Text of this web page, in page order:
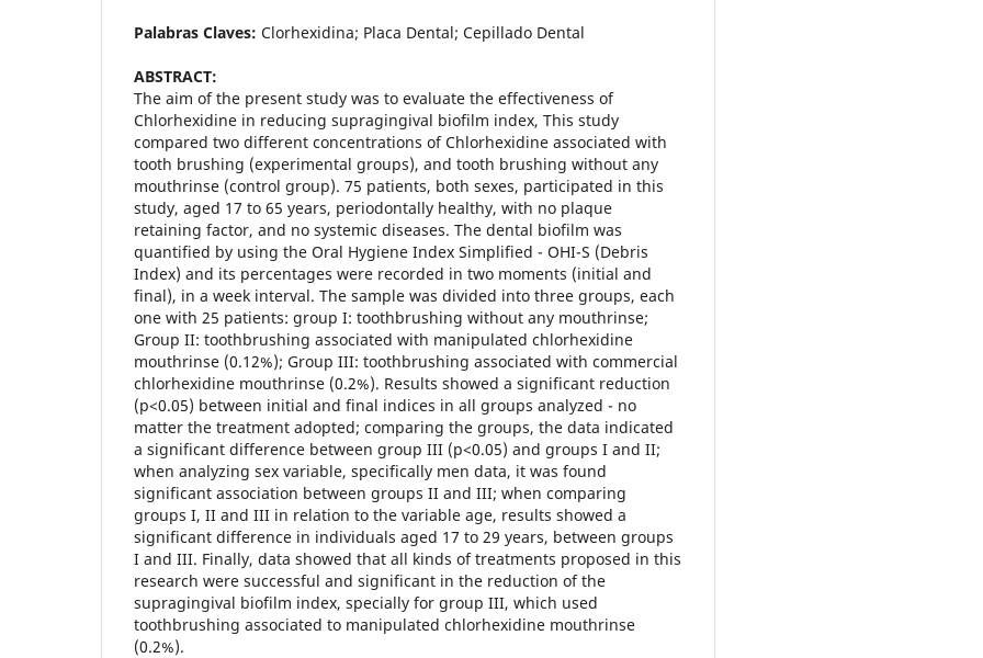
Palabras Claves: Clorhexidina; Placa Dental; Cepillado Dental
ABSTRACT:
The aim of the present study was to evaluate the effectiveness of
Chlorhexidine in reducing supragingival biofilm index, This study
compared two different concentrations of Chlorhexidine associated with
tooth brushing (experimental groups), and tooth brushing without any
mouthrinse (control group). 75 patients, both sexes, participated in this
study, aged 17 to 65 years, periodontally healthy, with no plaque
retaining factor, and no systemic diseases. The dental biofilm was
quantified by using the Oral Hygiene Index Simplified - OHI-S (Debris
Index) and its percentages were recorded in two moments (initial and
final), in a week interval. The sample was divided into three groups, each
one with 25 patients: group I: toothbrushing without any mouthrinse;
Group II: toothbrushing associated with manipulated chlorhexidine
mouthrinse (0.12%); Group III: toothbrushing associated with commercial
chlorhexidine mouthrinse (0.2%). Results showed a significant reduction
(p<0.05) between initial and final indices in all groups analyzed - no
matter the treatment adopted; comparing the groups, the data indicated
a significant difference between group III (p<0.05) and groups I and II;
when analyzing sex variable, specifically men data, it was found
significant association between groups II and III; when comparing
groups I, II and III in relation to the variable age, results showed a
significant difference in individuals aged 17 to 29 years, between groups
I and III. Finally, data showed that all kinds of treatments proposed in this
research were successful and significant in the reduction of the
supragingival biofilm index, specially for group III, which used
toothbrushing associated to manipulated chlorhexidine mouthrinse
(0.2%).